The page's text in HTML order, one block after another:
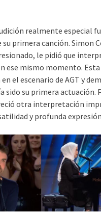
realmente especial
su primera canción. Simon
le pidió que
ese mismo momento.
el escenario de AGT y
sido su primera actuación.
otra interpretación
y profunda